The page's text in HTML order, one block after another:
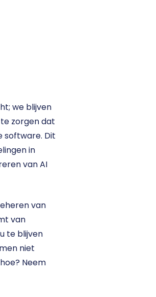
we blijven
zorgen dat
software. Dit
in
van AI
van
van
te blijven
niet
Neem